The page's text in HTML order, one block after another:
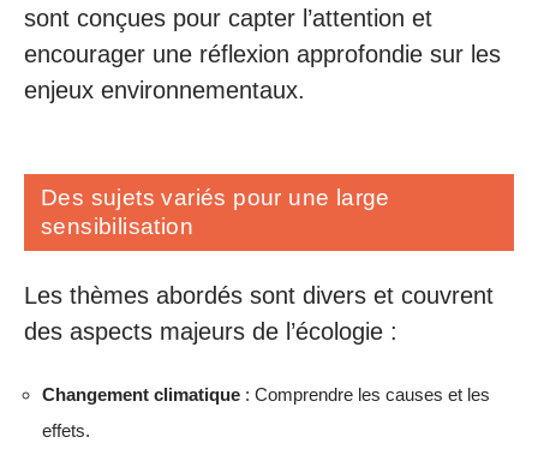
sont conçues pour capter l’attention et
encourager une réflexion approfondie sur les
enjeux environnementaux.
Des sujets variés pour une large
sensibilisation
Les thèmes abordés sont divers et couvrent
des aspects majeurs de l’écologie :
Changement climatique : Comprendre les causes et les
effets.